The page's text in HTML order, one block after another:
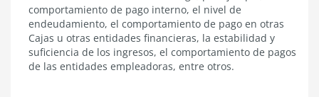
comportamiento de pago interno, el nivel de
endeudamiento, el comportamiento de pago en otras
Cajas u otras entidades financieras, la estabilidad y
suficiencia de los ingresos, el comportamiento de pagos
de las entidades empleadoras, entre otros.